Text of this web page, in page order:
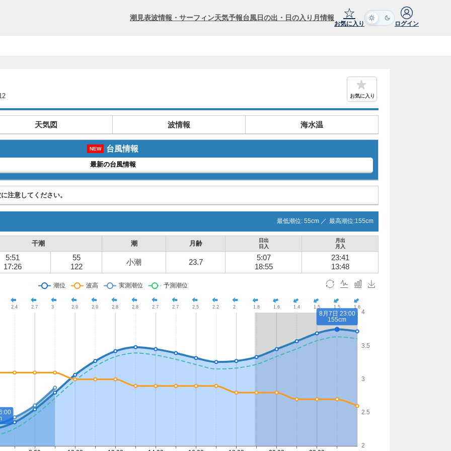
潮見表波情報・サーフィン天気予報台風日の出・日の入り 月情報 ☆
お気に入り ログイン
お気に入り
天気図 波情報 海水温
NEW 台風情報
最新の台風情報
注意してください。
最低潮位: 55cm ／ 最高潮位:155cm
干潮 潮 月齢
日出
日入
月出
月入
5:51
17:26
55
122
小潮 23.7
5:07
18:55
23:41
13:48